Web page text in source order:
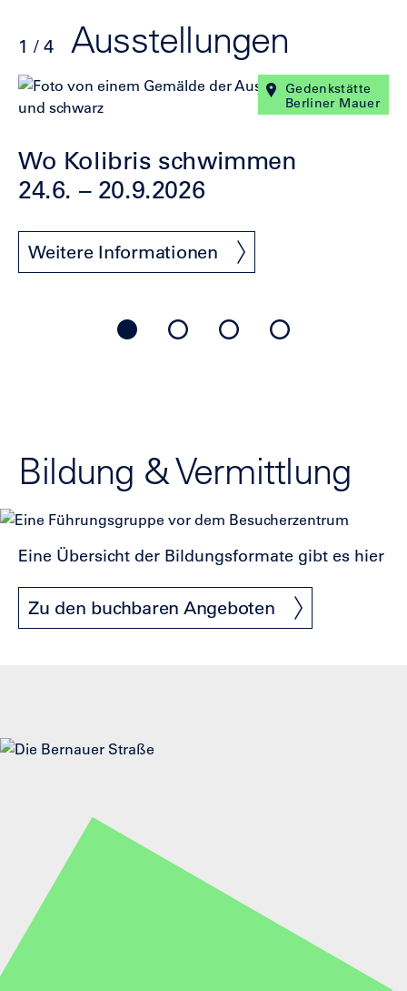
1 / 4 Ausstellungen
Klicke
um
Slider
überspringen
Gedenkstätte
Berliner Mauer
Wo Kolibris schwimmen
24.6. – 20.9.2026
Weitere Informationen
Ende
des
Bildung & Vermittlung
Eine Übersicht der Bildungsformate gibt es hier
Zu den buchbaren Angeboten